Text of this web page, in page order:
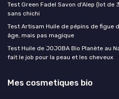
Test Green Fadel Savon d'Alep (lot de
sans chichi
Test Artisam Huile de pépins de figue
âge, mais pas magique
Test Huile de JOJOBA Bio Planète au
fait le job pour la peau et les cheveux
Mes cosmetiques bio